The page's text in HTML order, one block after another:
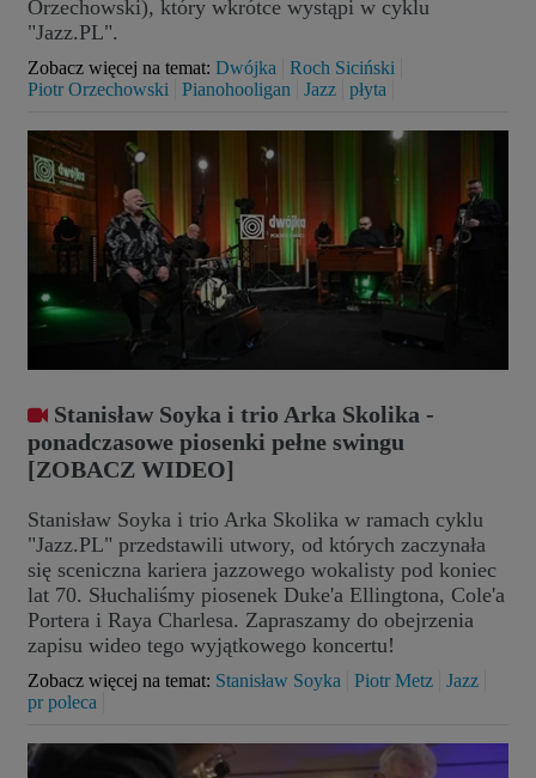
Orzechowski), który wkrótce wystąpi w cyklu
"Jazz.PL".
Zobacz więcej na temat: Dwójka
Roch Siciński
Piotr Orzechowski
Pianohooligan Jazz płyta
Stanisław Soyka i trio Arka Skolika -
ponadczasowe piosenki pełne swingu
[ZOBACZ WIDEO]
Stanisław Soyka i trio Arka Skolika w ramach cyklu
"Jazz.PL" przedstawili utwory, od których zaczynała
się sceniczna kariera jazzowego wokalisty pod koniec
lat 70. Słuchaliśmy piosenek Duke'a Ellingtona, Cole'a
Portera i Raya Charlesa. Zapraszamy do obejrzenia
zapisu wideo tego wyjątkowego koncertu!
Zobacz więcej na temat: Stanisław Soyka Piotr Metz
Jazz
pr poleca